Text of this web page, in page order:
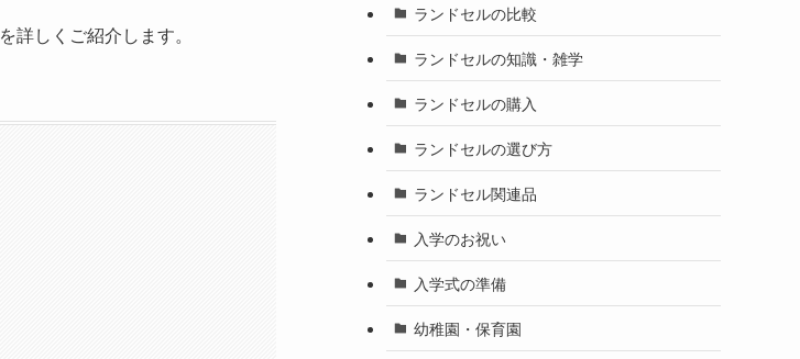
を詳しくご紹介します。
ランドセルの比較
ランドセルの知識・雑学
ランドセルの購入
ランドセルの選び方
ランドセル関連品
入学のお祝い
入学式の準備
幼稚園・保育園